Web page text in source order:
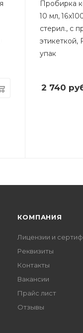
Пробирка
10 мл,
стерил., с
этикеткой,
упак
2 740
КОМПАНИЯ
Лицензии и
Реквизиты
Контакты
Вакансии
Прайс лист
Отзывы